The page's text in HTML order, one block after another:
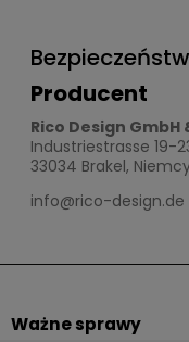
Producent
Rico Design GmbH
Industriestrasse 19-
33034 Brakel,
info@rico-design.de
Ważne sprawy